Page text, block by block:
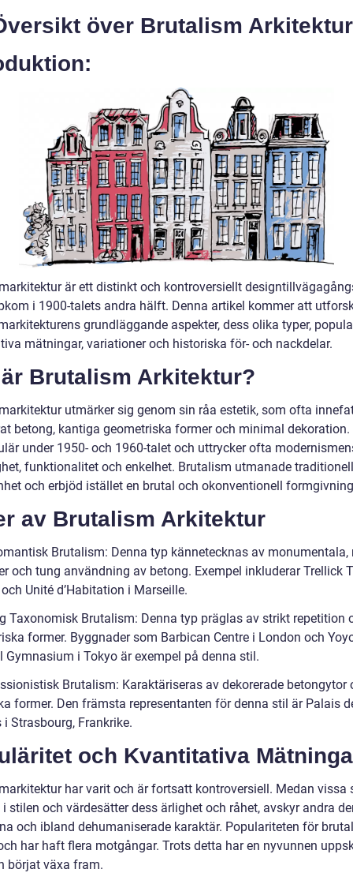
över Brutalism Arkitektur
är ett distinkt och kontroversiellt
i 1900-talets andra hälft. Denna artikel kommer att
grundläggande aspekter, dess olika typer,
mätningar, variationer och historiska för- och nackdelar.
Brutalism Arkitektur?
utmärker sig genom sin råa estetik, som ofta
betong, kantiga geometriska former och minimal dekoration.
under 1950- och 1960-talet och uttrycker ofta
funktionalitet och enkelhet. Brutalism utmanade
och erbjöd istället en brutal och okonventionell
av Brutalism Arkitektur
Brutalism: Denna typ kännetecknas av monumentala,
och tung användning av betong. Exempel inkluderar Trellick
Unité d’Habitation i Marseille.
Taxonomisk Brutalism: Denna typ präglas av strikt repetition
former. Byggnader som Barbican Centre i London och
Gymnasium i Tokyo är exempel på denna stil.
Brutalism: Karaktäriseras av dekorerade betongytor
former. Den främsta representanten för denna stil är Palais
i Strasbourg, Frankrike.
och Kvantitativa
har varit och är fortsatt kontroversiell. Medan vissa
stilen och värdesätter dess ärlighet och råhet, avskyr andra
och ibland dehumaniserade karaktär. Populariteten för
har haft flera motgångar. Trots detta har en nyvunnen
börjat växa fram.